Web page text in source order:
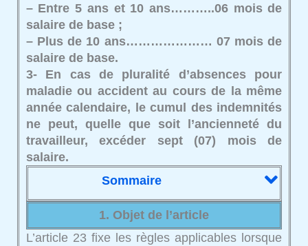
– Entre 5 ans et 10 ans………..06 mois de
salaire de base ;
– Plus de 10 ans………………… 07 mois de
salaire de base.
3- En cas de pluralité d’absences pour
maladie ou accident au cours de la même
année calendaire, le cumul des indemnités
ne peut, quelle que soit l’ancienneté du
travailleur, excéder sept (07) mois de
salaire.
Sommaire
1. Objet de l’article
L’article 23 fixe les règles applicables lorsque